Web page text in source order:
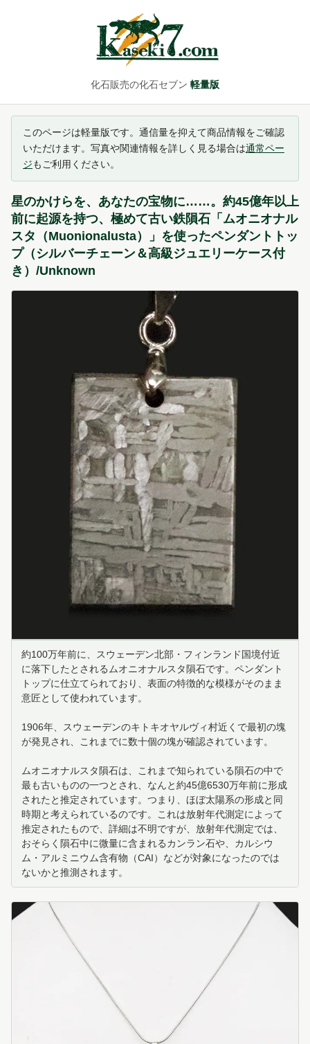
化石販売の化石セブン 軽量版
このページは軽量版です。通信量を抑えて商品情報をご確認
いただけます。写真や関連情報を詳しく見る場合は通常ペー
ジもご利用ください。
星のかけらを、あなたの宝物に……。約45億年以上
前に起源を持つ、極めて古い鉄隕石「ムオニオナル
スタ（Muonionalusta）」を使ったペンダントトッ
プ（シルバーチェーン＆高級ジュエリーケース付
き）/Unknown
約100万年前に、スウェーデン北部・フィンランド国境付近
に落下したとされるムオニオナルスタ隕石です。ペンダント
トップに仕立てられており、表面の特徴的な模様がそのまま
意匠として使われています。
1906年、スウェーデンのキトキオヤルヴィ村近くで最初の塊
が発見され、これまでに数十個の塊が確認されています。
ムオニオナルスタ隕石は、これまで知られている隕石の中で
最も古いものの一つとされ、なんと約45億6530万年前に形成
されたと推定されています。つまり、ほぼ太陽系の形成と同
時期と考えられているのです。これは放射年代測定によって
推定されたもので、詳細は不明ですが、放射年代測定では、
おそらく隕石中に微量に含まれるカンラン石や、カルシウ
ム・アルミニウム含有物（CAI）などが対象になったのでは
ないかと推測されます。